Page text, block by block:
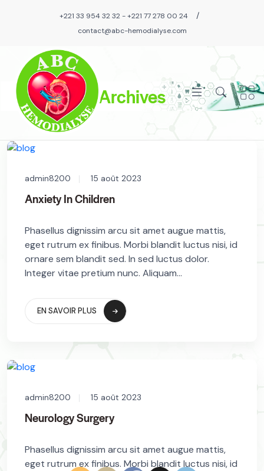
+221 33 954 32 32 - +221 77 278 00 24 /
contact@abc-hemodialyse.com
Archives
admin8200 15 août 2023
Anxiety In Children
Phasellus dignissim arcu sit amet augue mattis,
eget rutrum ex finibus. Morbi blandit luctus nisi, id
ornare sem blandit sed. In sed luctus dolor.
Integer vitae pretium nunc. Aliquam...
EN SAVOIR PLUS
admin8200 15 août 2023
Neurology Surgery
Phasellus dignissim arcu sit amet augue mattis,
eget rutrum ex finibus. Morbi blandit luctus nisi, id